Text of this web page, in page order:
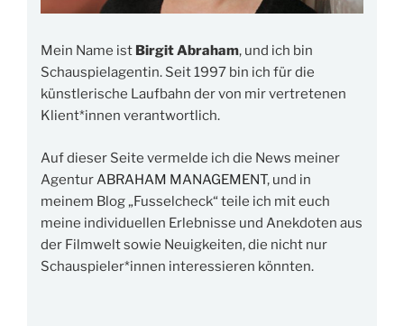
Mein Name ist Birgit Abraham, und ich bin
Schauspielagentin. Seit 1997 bin ich für die
künstlerische Laufbahn der von mir vertretenen
Klient*innen verantwortlich.
Auf dieser Seite vermelde ich die News meiner
AgenturABRAHAM MANAGEMENT, und in
meinem Blog „Fusselcheck“ teile ich mit euch
meine individuellen Erlebnisse und Anekdoten aus
der Filmwelt sowie Neuigkeiten, die nicht nur
Schauspieler*innen interessieren könnten.